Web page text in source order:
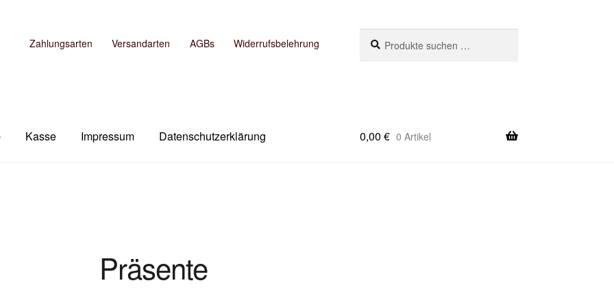
Zahlungsarten Versandarten AGBs Widerrufsbelehrung
nach:
Kasse Impressum Datenschutzerklärung 0,00 € 0 Artikel
Präsente